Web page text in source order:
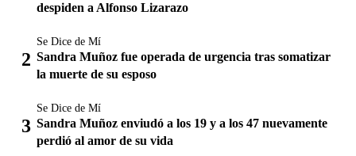
despiden a Alfonso Lizarazo
Se Dice de Mí
Sandra Muñoz fue operada de urgencia tras somatizar
la muerte de su esposo
Se Dice de Mí
Sandra Muñoz enviudó a los 19 y a los 47 nuevamente
perdió al amor de su vida